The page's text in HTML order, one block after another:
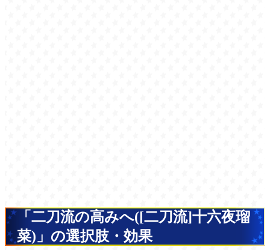
「二刀流の高みへ([二刀流]十六夜瑠
菜)」の選択肢・効果